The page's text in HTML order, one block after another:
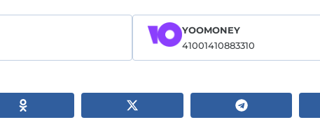
YOOMONEY
41001410883310